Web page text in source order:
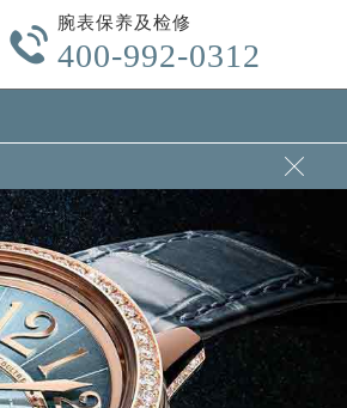

腕表保养及检修
400-992-0312
